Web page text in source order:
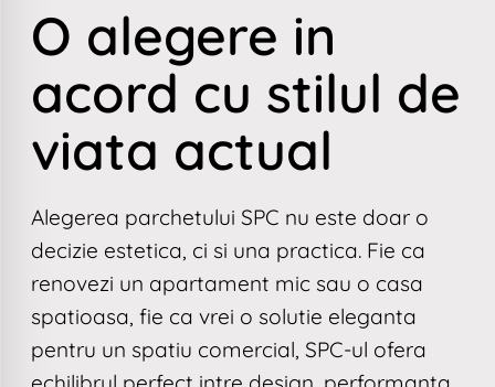
O alegere in
acord cu stilul de
viata actual
Alegerea parchetului SPC nu este doar o
decizie estetica, ci si una practica. Fie ca
renovezi un apartament mic sau o casa
spatioasa, fie ca vrei o solutie eleganta
pentru un spatiu comercial, SPC-ul ofera